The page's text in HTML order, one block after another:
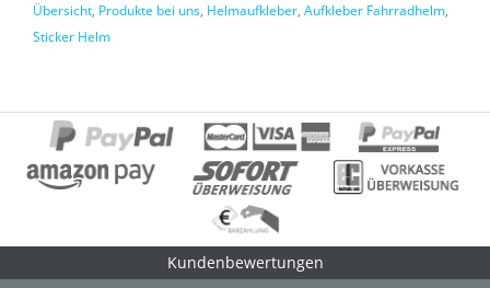
Übersicht, Produkte bei uns, Helmaufkleber, Aufkleber Fahrradhelm,
Sticker Helm
Kundenbewertungen